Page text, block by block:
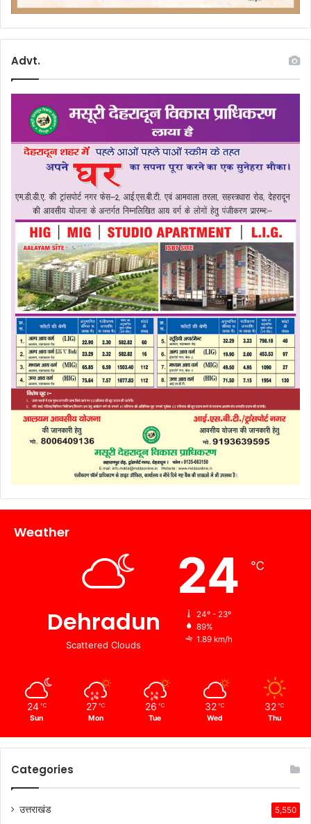
Advt.
Weather
Dehradun
Scattered Clouds
24 ℃
24º - 23º
89%
1.89 km/h
24 ℃
Sun
27 ℃
Mon
26 ℃
Tue
32 ℃
Wed
32 ℃
Thu
Categories
उत्तराखंड 5,550